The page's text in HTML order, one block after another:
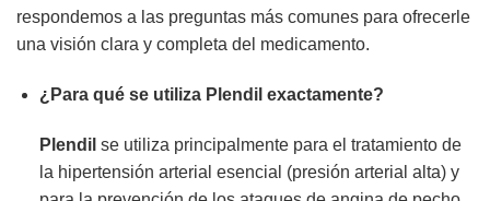
respondemos a las preguntas más comunes para ofrecerle
una visión clara y completa del medicamento.
¿Para qué se utiliza Plendil exactamente?
Plendil se utiliza principalmente para el tratamiento de
la hipertensión arterial esencial (presión arterial alta) y